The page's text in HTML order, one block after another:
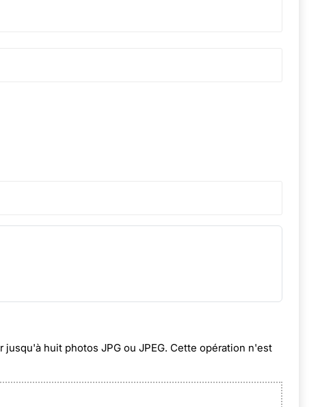
huit photos JPG ou JPEG. Cette opération n'est